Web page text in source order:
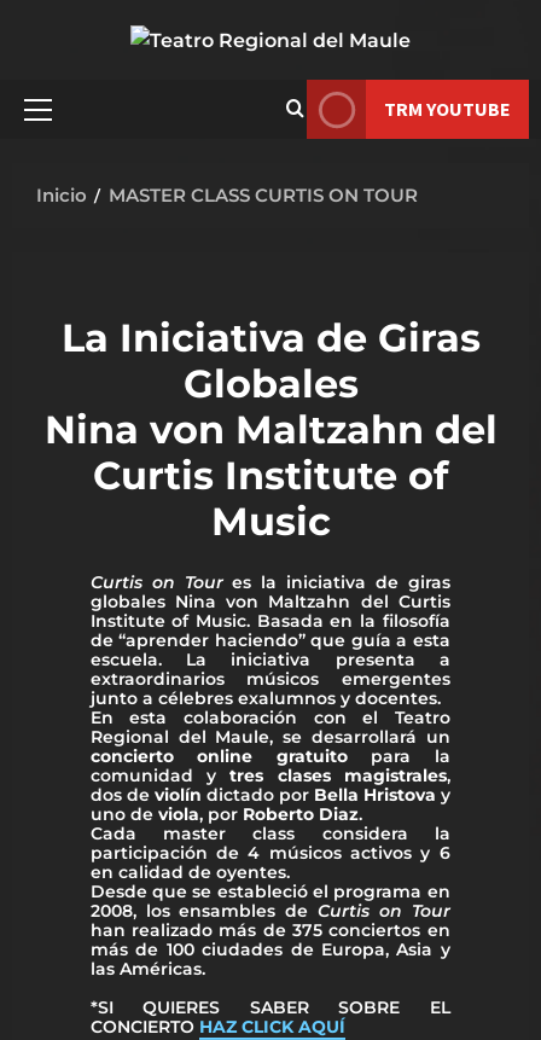
Menú
TRM YOUTUBE
Inicio MASTER CLASS CURTIS ON TOUR
La Iniciativa de Giras
Globales
Nina von Maltzahn del
Curtis Institute of
Music
Curtis on Toures la iniciativa de giras
globales Nina von Maltzahn del Curtis
Institute of Music. Basada en la filosofía
de “aprender haciendo” que guía a esta
escuela. La iniciativa presenta a
extraordinarios músicos emergentes
junto a célebres exalumnos y docentes.
En esta colaboración con el Teatro
Regional del Maule, se desarrollará un
concierto online gratuitopara la
comunidad ytres clases magistrales,
dos de violín dictado por Bella Hristova y
uno de viola, por Roberto Diaz.
Cada master class considera la
participación de 4 músicos activos y 6
en calidad de oyentes.
Desde que se estableció el programa en
2008, los ensambles deCurtis on Tour
han realizado más de 375 conciertos en
más de 100 ciudades de Europa, Asia y
las Américas.
*SI QUIERES SABER SOBRE EL
CONCIERTO HAZ CLICK AQUÍ